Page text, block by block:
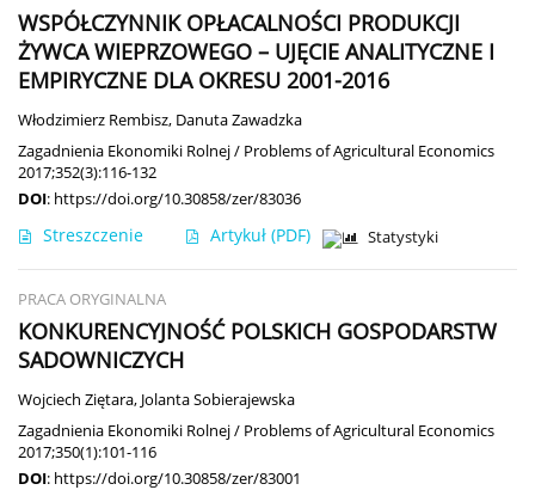
WSPÓŁCZYNNIK OPŁACALNOŚCI PRODUKCJI
ŻYWCA WIEPRZOWEGO – UJĘCIE ANALITYCZNE I
EMPIRYCZNE DLA OKRESU 2001-2016
Włodzimierz Rembisz, Danuta Zawadzka
Zagadnienia Ekonomiki Rolnej / Problems of Agricultural Economics
2017;352(3):116-132
DOI: https://doi.org/10.30858/zer/83036
Streszczenie Artykuł (PDF) Statystyki
PRACA ORYGINALNA
KONKURENCYJNOŚĆ POLSKICH GOSPODARSTW
SADOWNICZYCH
Wojciech Ziętara, Jolanta Sobierajewska
Zagadnienia Ekonomiki Rolnej / Problems of Agricultural Economics
2017;350(1):101-116
DOI: https://doi.org/10.30858/zer/83001